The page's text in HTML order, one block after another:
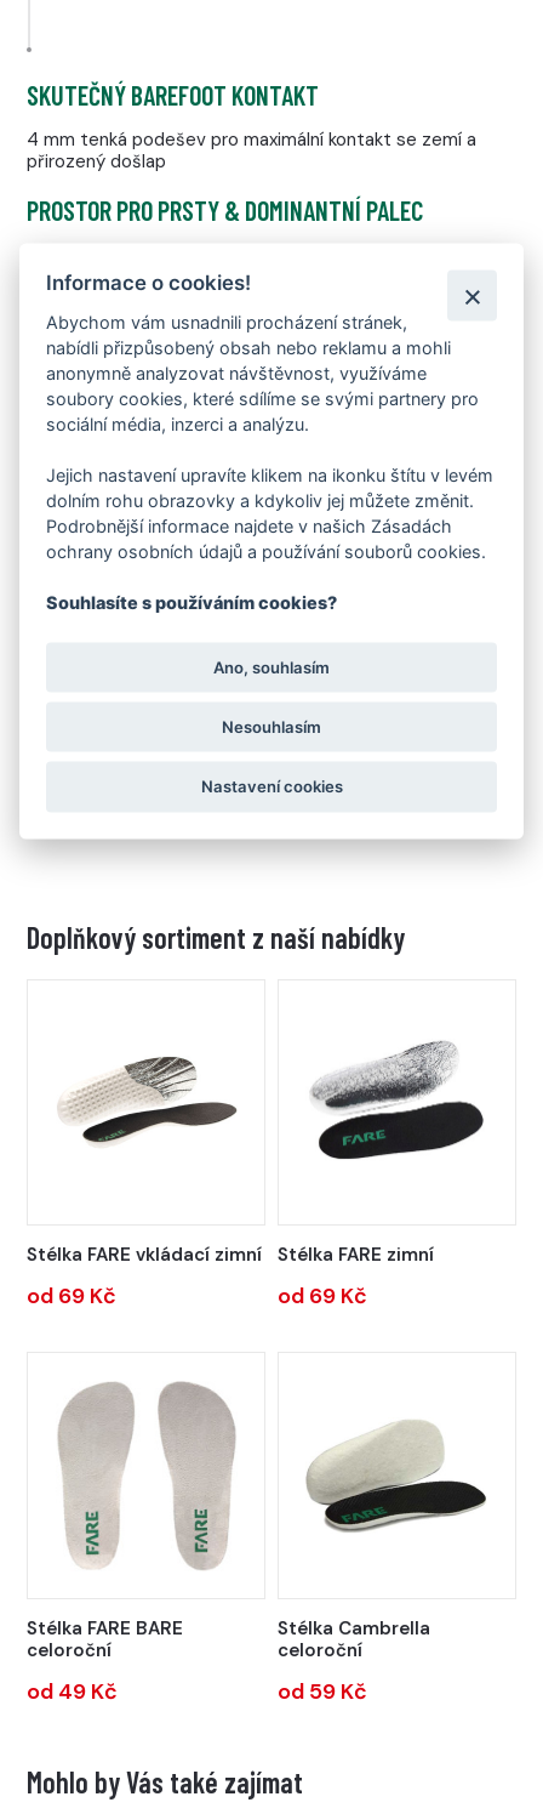
SKUTEČNÝ BAREFOOT KONTAKT
4 mm tenká podešev pro maximální kontakt se zemí a
přirozený došlap
PROSTOR PRO PRSTY & DOMINANTNÍ PALEC
rovnoměrné rozložení váhy
LEHKÁ A FLEXIBILNÍ KONSTRUKCE
Extrémně ohebná a lehká konstrukce podporuje přirozený
pohyb chodidla při každém kroku
HUSTÝ OUTDOOR GRIP
jistotu chůze na přírodních i městských cestách
Doplňkový sortiment z naší nabídky
Stélka FARE vkládací zimní
od 69 Kč
Stélka FARE zimní
od 69 Kč
Stélka FARE BARE
celoroční
od 49 Kč
Stélka Cambrella
celoroční
od 59 Kč
Mohlo by Vás také zajímat
Informace o cookies!
Abychom vám usnadnili procházení stránek,
nabídli přizpůsobený obsah nebo reklamu a mohli
anonymně analyzovat návštěvnost, využíváme
soubory cookies, které sdílíme se svými partnery pro
sociální média, inzerci a analýzu.
Jejich nastavení upravíte klikem na ikonku štítu v levém
dolním rohu obrazovky a kdykoliv jej můžete změnit.
Podrobnější informace najdete v našich Zásadách
ochrany osobních údajů a používání souborů cookies.
Souhlasíte s používáním cookies?
Ano, souhlasím
Nesouhlasím
Nastavení cookies